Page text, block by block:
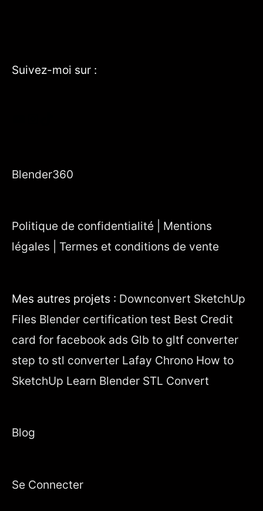
Suivez-moi sur :
Blender360
Politique de confidentialité | Mentions
légales | Termes et conditions de vente
Mes autres projets : Downconvert SketchUp
Files Blender certification test Best Credit
card for facebook ads Glb to gltf converter
step to stl converter Lafay Chrono How to
SketchUp Learn Blender STL Convert
Blog
Se Connecter